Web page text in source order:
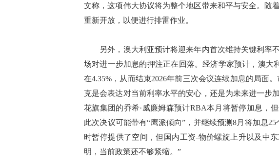
文称，这项伟大协议将为整个地区带来和平与安全。随
重新开放，以便进行排雷作业。
另外，澳大利亚预计将迎来年内首次维持关键利率
场对进一步加息的押注正在回落。经济学家预计，澳大
在4.35%，从而结束2026年前三次会议连续加息的局面
克是会表达对当前利率水平的安心，还是为未来进一步
花旗集团的乔希·威廉姆森预计RBA本月将暂停加息，
此次决议可能带有“鹰派倾向”，并继续预测8月将加息
时暂停提供了空间，但国内工资-物价螺旋上升以及中
明，当前政策还不够紧缩。”